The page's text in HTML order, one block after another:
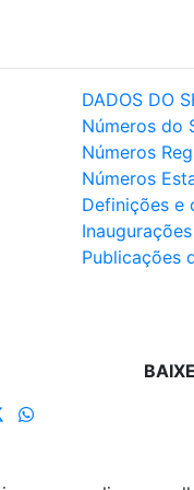
DADOS DO
Números do
Números
Números
Definições e
Inaugurações
Publicações